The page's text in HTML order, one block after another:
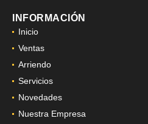
INFORMACIÓN
Inicio
Ventas
Arriendo
Servicios
Novedades
Nuestra Empresa